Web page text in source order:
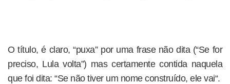
O título, é claro, “puxa” por uma frase não dita (“Se for
preciso, Lula volta”) mas certamente contida naquela
que foi dita: “Se não tiver um nome construído, ele vai“.